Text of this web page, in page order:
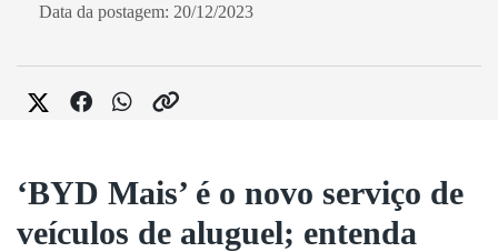
Data da postagem: 20/12/2023
‘BYD Mais’ é o novo serviço de
veículos de aluguel; entenda